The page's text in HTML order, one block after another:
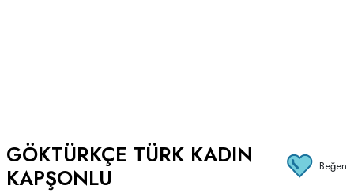
GÖKTÜRKÇE TÜRK KADIN
KAPŞONLU
Beğen